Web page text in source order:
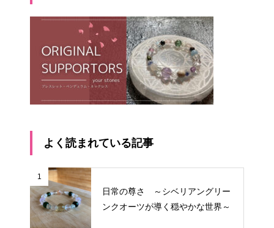
よく読まれている記事
1
日常の尊さ ～シベリアングリー
ンクオーツが導く穏やかな世界～